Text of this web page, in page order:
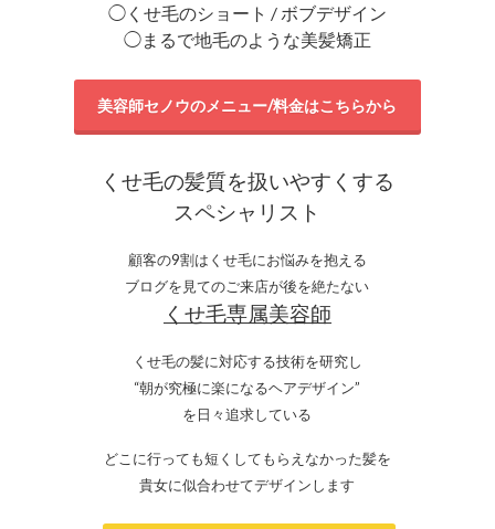
◯くせ毛のショート / ボブデザイン
◯まるで地毛のような美髪矯正
美容師セノウのメニュー/料金はこちらから
くせ毛の髪質を扱いやすくする
スペシャリスト
顧客の9割はくせ毛にお悩みを抱える
ブログを見てのご来店が後を絶たない
くせ毛専属美容師
くせ毛の髪に対応する技術を研究し
“朝が究極に楽になるヘアデザイン”
を日々追求している
どこに行っても短くしてもらえなかった髪を
貴女に似合わせてデザインします